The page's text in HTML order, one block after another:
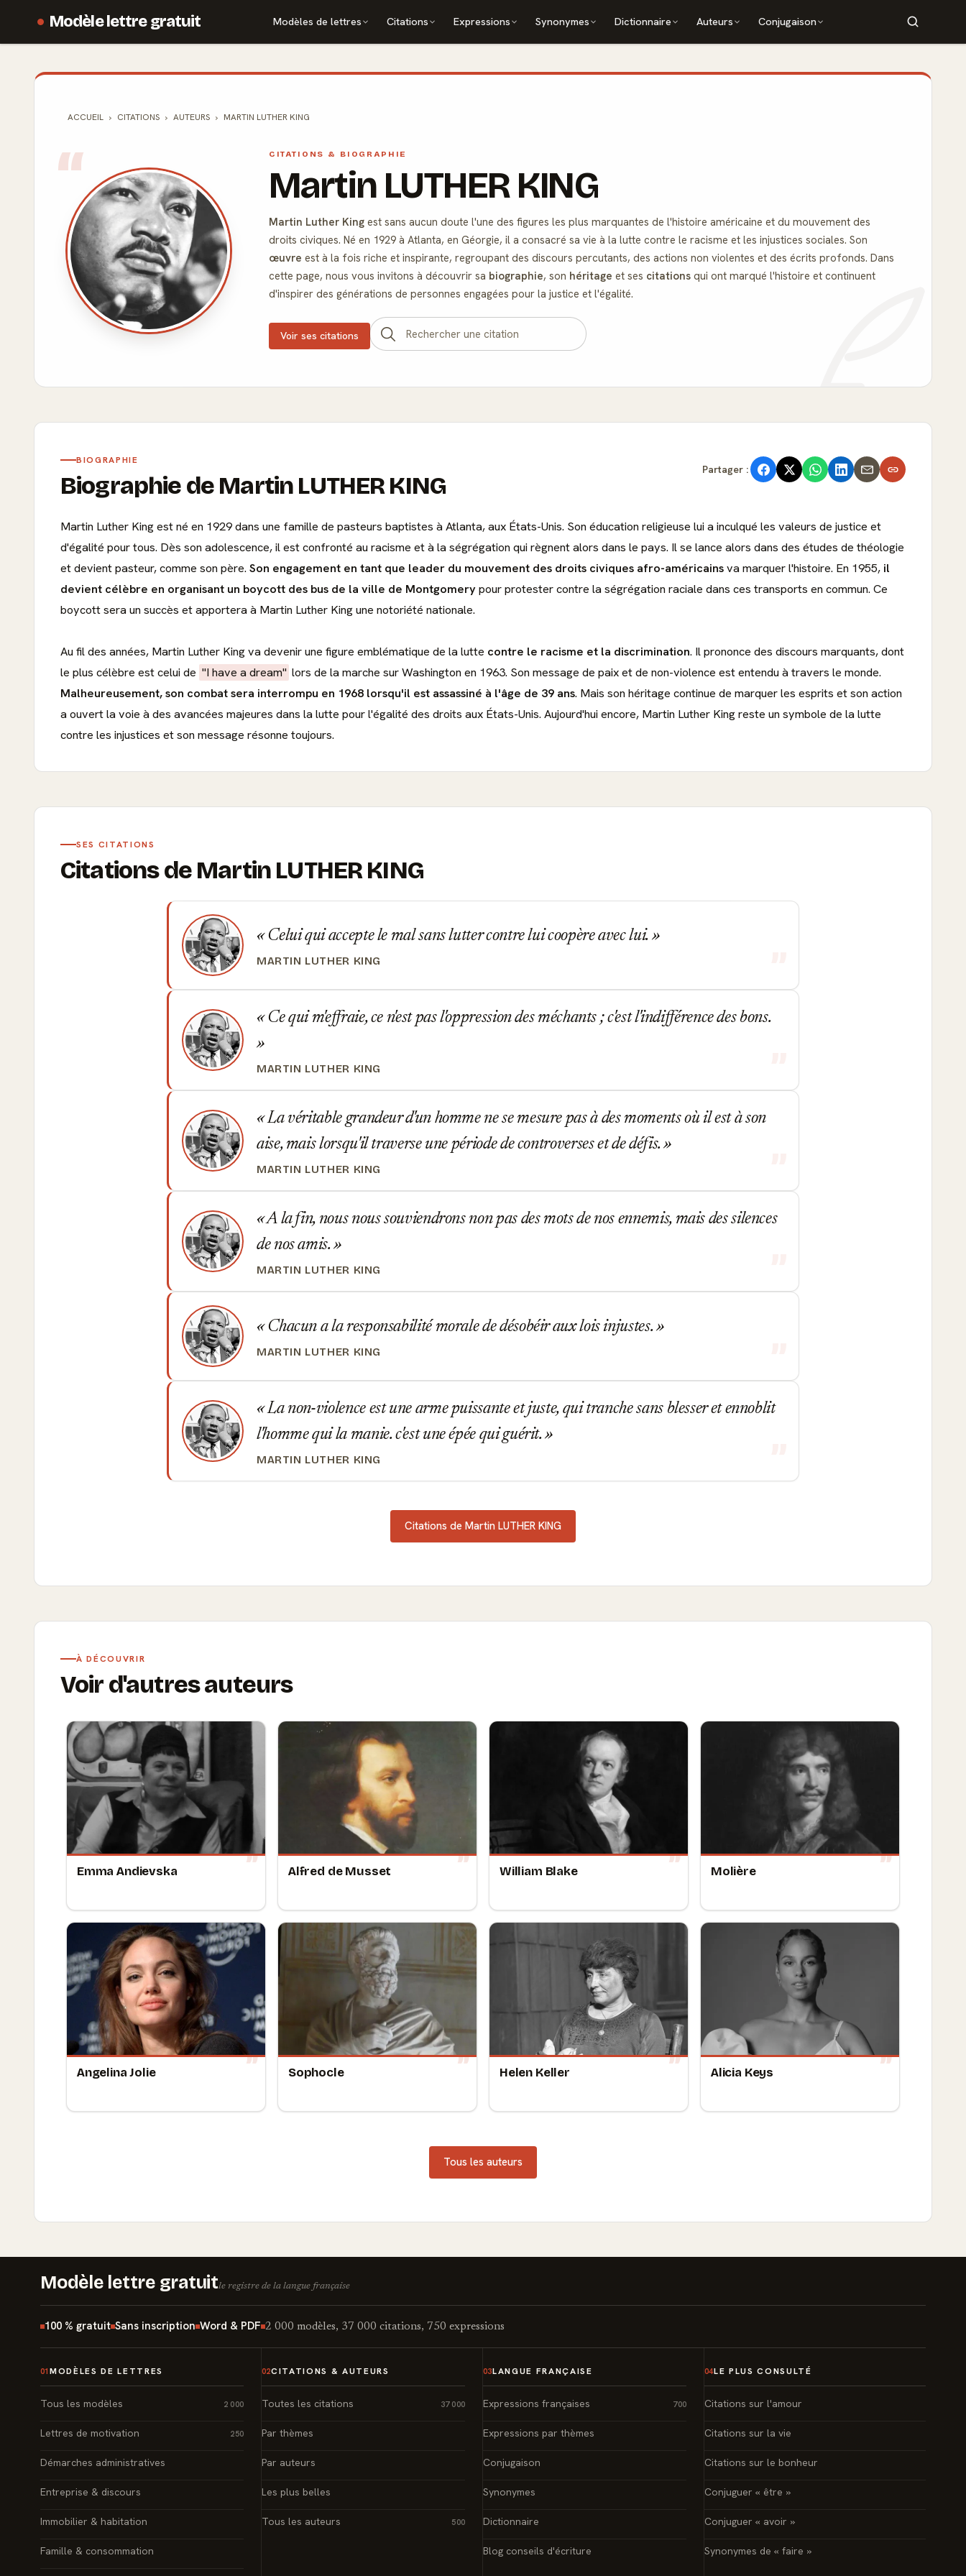
Modèle lettre gratuit Modèles de lettres Citations Expressions Synonymes Dictionnaire Auteurs Conjugaison
ACCUEIL CITATIONS AUTEURS MARTIN LUTHER KING
CITATIONS & BIOGRAPHIE
Martin LUTHER KING
Martin Luther Kingest sans aucun doute l'une des figures les plus marquantes de l'histoire américaine et du mouvement des
droits civiques. Né en 1929 à Atlanta, en Géorgie, il a consacré sa vie à la lutte contre le racisme et les injustices sociales. Son
œuvre est à la fois riche et inspirante, regroupant des discours percutants, des actions non violentes et des écrits profonds. Dans
cette page, nous vous invitons à découvrir sa biographie, son héritage et ses citationsqui ont marqué l'histoire et continuent
d'inspirer des générations de personnes engagées pour la justice et l'égalité.
Voir ses citations
BIOGRAPHIE
Biographie de Martin LUTHER KING
Partager :
Martin Luther King est né en 1929 dans une famille de pasteurs baptistes à Atlanta, aux États-Unis. Son éducation religieuse lui a inculqué les valeurs de justice et
d'égalité pour tous. Dès son adolescence, il est confronté au racisme et à la ségrégation qui règnent alors dans le pays. Il se lance alors dans des études de théologie
et devient pasteur, comme son père. Son engagement en tant que leader du mouvement des droits civiques afro-américainsva marquer l'histoire. En 1955, il
devient célèbre en organisant un boycott des bus de la ville de Montgomerypour protester contre la ségrégation raciale dans ces transports en commun. Ce
boycott sera un succès et apportera à Martin Luther King une notoriété nationale.
Au fil des années, Martin Luther King va devenir une figure emblématique de la lutte contre le racisme et la discrimination. Il prononce des discours marquants, dont
le plus célèbre est celui de "I have a dream" lors de la marche sur Washington en 1963. Son message de paix et de non-violence est entendu à travers le monde.
Malheureusement, son combat sera interrompu en 1968 lorsqu'il est assassiné à l'âge de 39 ans. Mais son héritage continue de marquer les esprits et son action
a ouvert la voie à des avancées majeures dans la lutte pour l'égalité des droits aux États-Unis. Aujourd'hui encore, Martin Luther King reste un symbole de la lutte
contre les injustices et son message résonne toujours.
SES CITATIONS
Citations de Martin LUTHER KING
Celui qui accepte le mal sans lutter contre lui coopère avec lui.
MARTIN LUTHER KING
Ce qui m'effraie, ce n'est pas l'oppression des méchants ; c'est l'indifférence des bons.
MARTIN LUTHER KING
La véritable grandeur d'un homme ne se mesure pas à des moments où il est à son
aise, mais lorsqu'il traverse une période de controverses et de défis.
MARTIN LUTHER KING
A la fin, nous nous souviendrons non pas des mots de nos ennemis, mais des silences
de nos amis.
MARTIN LUTHER KING
Chacun a la responsabilité morale de désobéir aux lois injustes.
MARTIN LUTHER KING
La non-violence est une arme puissante et juste, qui tranche sans blesser et ennoblit
l'homme qui la manie. c'est une épée qui guérit.
MARTIN LUTHER KING
Citations de Martin LUTHER KING
À DÉCOUVRIR
Voir d'autres auteurs
Emma Andievska Alfred de Musset William Blake Molière
Angelina Jolie Sophocle Helen Keller Alicia Keys
Tous les auteurs
Modèle lettre gratuitle registre de la langue française
100 % gratuit Sans inscription Word & PDF 2 000 modèles, 37 000 citations, 750 expressions
01 MODÈLES DE LETTRES
Tous les modèles 2 000
Lettres de motivation 250
Démarches administratives
Entreprise & discours
Immobilier & habitation
Famille & consommation
02CITATIONS & AUTEURS
Toutes les citations 37 000
Par thèmes
Par auteurs
Les plus belles
Tous les auteurs 500
03LANGUE FRANÇAISE
Expressions françaises 700
Expressions par thèmes
Conjugaison
Synonymes
Dictionnaire
Blog conseils d'écriture
04LE PLUS CONSULTÉ
Citations sur l'amour
Citations sur la vie
Citations sur le bonheur
Conjuguer « être »
Conjuguer « avoir »
Synonymes de « faire »